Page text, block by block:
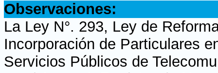
Observaciones:
La Ley N°. 293, Ley de
Incorporación de Particulares
Servicios Públicos de